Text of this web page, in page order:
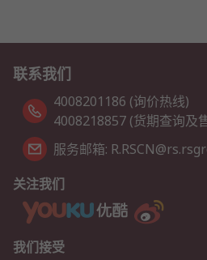
联系我们
4008201186 (询价热线)
4008218857 (货期查询及
服务邮箱:
关注我们
我们接受